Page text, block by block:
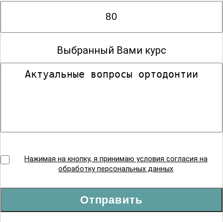
Выбранный Вами курс
Нажимая на кнопку, я принимаю условия согласия на
обработку персональных данных
Отправить